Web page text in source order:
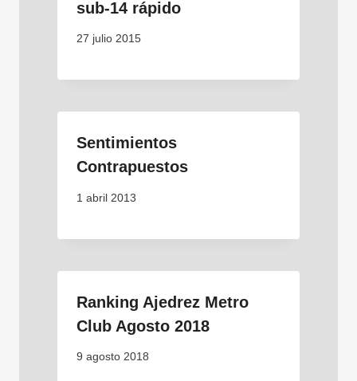
sub-14 rápido
27 julio 2015
Sentimientos
Contrapuestos
1 abril 2013
Ranking Ajedrez Metro
Club Agosto 2018
9 agosto 2018